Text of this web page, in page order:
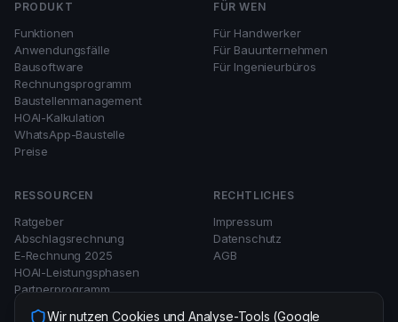
Wir nutzen Cookies und Analyse-Tools (Google
PRODUKT
Funktionen
Anwendungsfälle
Bausoftware
Rechnungsprogramm
Baustellenmanagement
HOAI-Kalkulation
WhatsApp-Baustelle
Preise
FÜR WEN
Für Handwerker
Für Bauunternehmen
Für Ingenieurbüros
RESSOURCEN
Ratgeber
Abschlagsrechnung
E-Rechnung 2025
HOAI-Leistungsphasen
Partnerprogramm
baubill vs sevDesk
RECHTLICHES
Impressum
Datenschutz
AGB